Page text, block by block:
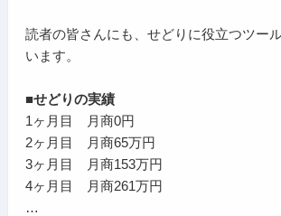
読者の皆さんにも、せどりに役立つツー
います。
■せどりの実績
1ヶ月目 月商0円
2ヶ月目 月商65万円
3ヶ月目 月商153万円
4ヶ月目 月商261万円
…